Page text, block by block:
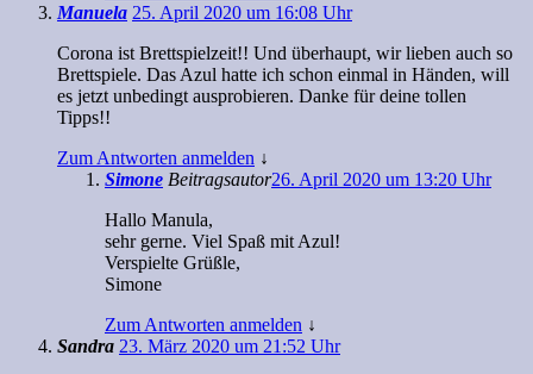
Manuela 25. April 2020 um 16:08 Uhr
Corona ist Brettspielzeit!! Und überhaupt, wir lieben auch so
Brettspiele. Das Azul hatte ich schon einmal in Händen, will
es jetzt unbedingt ausprobieren. Danke für deine tollen
Tipps!!
Zum Antworten anmelden ↓
Simone Beitragsautor26. April 2020 um 13:20 Uhr
Hallo Manula,
sehr gerne. Viel Spaß mit Azul!
Verspielte Grüßle,
Simone
Zum Antworten anmelden ↓
Sandra 23. März 2020 um 21:52 Uhr